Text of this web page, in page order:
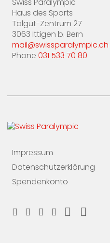
Swiss Paralympic
Haus des Sports
Talgut-Zentrum 27
3063 Ittigen b. Bern
mail@swissparalympic.ch
Phone 031 533 70 80
Impressum
Datenschutzerklärung
Spendenkonto